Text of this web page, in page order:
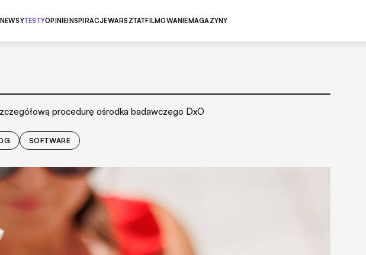
NEWSYTESTYOPINIEINSPIRACJEWARSZTATFILMOWANIEMAGAZYNY
procedurę ośrodka badawczego DxO
SOFTWARE